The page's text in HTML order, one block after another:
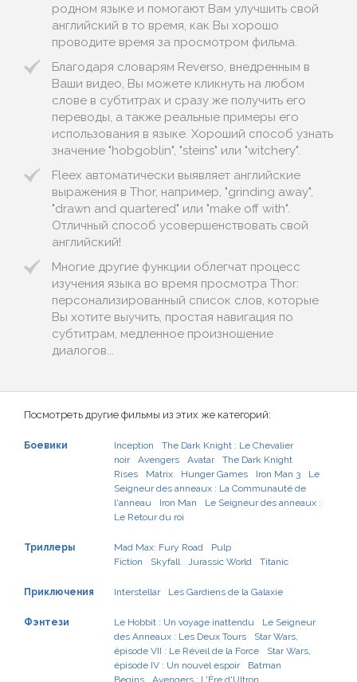
родном языке и помогают Вам улучшить свой
английский в то время, как Вы хорошо
проводите время за просмотром фильма.
Благодаря словарям Reverso, внедренным в
Ваши видео, Вы можете кликнуть на любом
слове в субтитрах и сразу же получить его
переводы, а также реальные примеры его
использования в языке. Хороший способ узнать
значение "hobgoblin", "steins" или "witchery".
Fleex автоматически выявляет английские
выражения в Thor, например, "grinding away",
"drawn and quartered" или "make off with".
Отличный способ усовершенствовать свой
английский!
Многие другие функции облегчат процесс
изучения языка во время просмотра Thor:
персонализированный список слов, которые
Вы хотите выучить, простая навигация по
субтитрам, медленное произношение
диалогов...
Посмотреть другие фильмы из этих же категорий:
Боевики Inception
The Dark Knight : Le Chevalier
noir
Avengers Avatar
The Dark Knight
Rises
Matrix Hunger Games Iron Man 3
Le
Seigneur des anneaux : La Communauté de
l'anneau
Iron Man
Le Seigneur des anneaux :
Le Retour du roi
Триллеры Mad Max: Fury Road
Pulp
Fiction
Skyfall Jurassic World Titanic
Приключения Interstellar Les Gardiens de la Galaxie
Фэнтези Le Hobbit : Un voyage inattendu
Le Seigneur
des Anneaux : Les Deux Tours
Star Wars,
épisode VII : Le Réveil de la Force
Star Wars,
épisode IV : Un nouvel espoir
Batman
Begins
Avengers : L'Ère d'Ultron